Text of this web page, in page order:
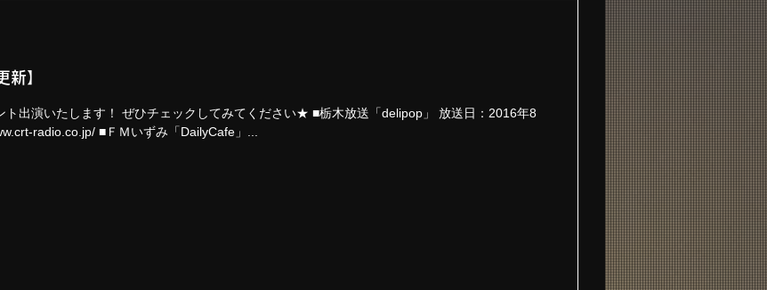
新】
ト出演いたします！ ぜひチェックしてみてください★ ■栃木放送「delipop」 放送日：2016年8
radio.co.jp/ ■ＦＭいずみ「DailyCafe」...